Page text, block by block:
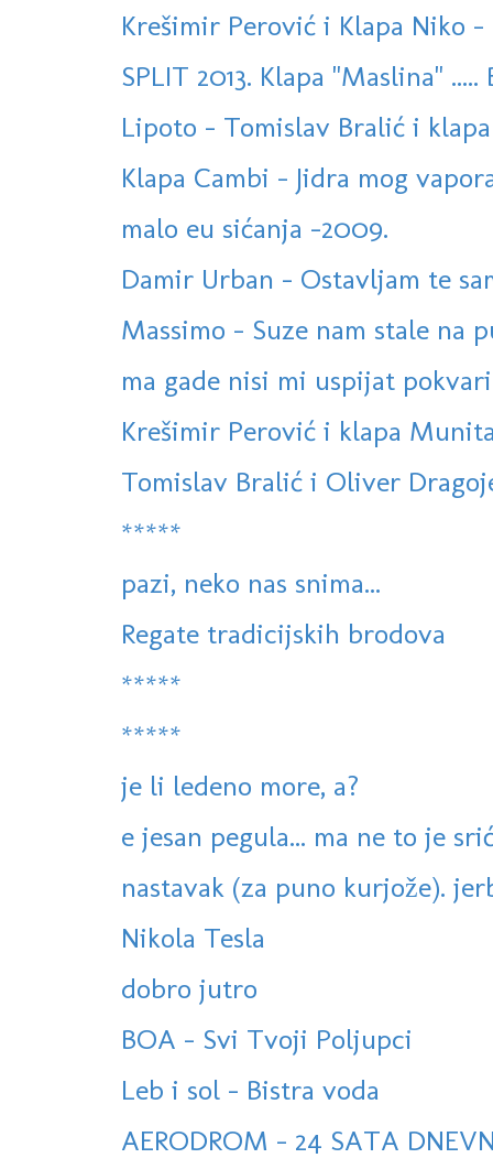
Krešimir Perović i Klapa Niko
SPLIT 2013. Klapa "Maslina" .....
Lipoto - Tomislav Bralić i
Klapa Cambi - Jidra mog
malo eu sićanja -2009.
Damir Urban - Ostavljam te
Massimo - Suze nam stale na
ma gade nisi mi uspijat
Krešimir Perović i klapa
Tomislav Bralić i Oliver
*****
pazi, neko nas snima...
Regate tradicijskih brodova
*****
*****
je li ledeno more, a?
e jesan pegula... ma ne to je
nastavak (za puno kurjože).
Nikola Tesla
dobro jutro
BOA - Svi Tvoji Poljupci
Leb i sol - Bistra voda
AERODROM - 24 SATA